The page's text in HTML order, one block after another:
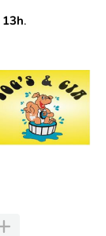
13h.